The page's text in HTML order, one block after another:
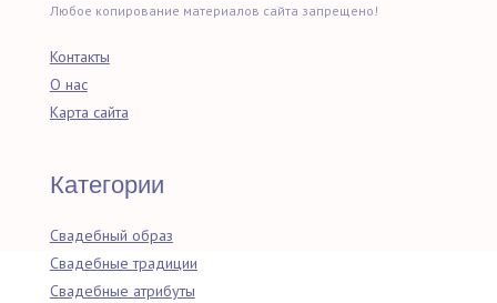
Любое копирование материалов сайта запрещено!
Контакты
О нас
Карта сайта
Категории
Свадебный образ
Свадебные традиции
Свадебные атрибуты